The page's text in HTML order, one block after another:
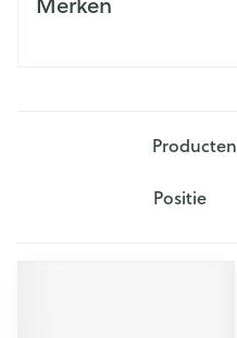
Producten
Sorteer op: